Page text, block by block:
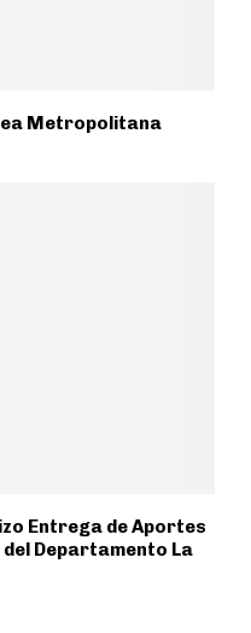
Metropolitana
Entrega de Aportes
Departamento La